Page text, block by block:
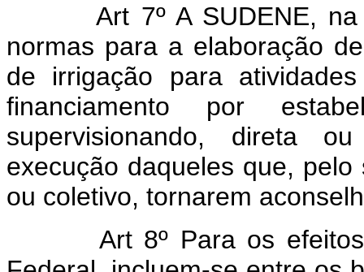
Art 7º A SUDENE,
normas para a elaboração
de irrigação para
financiamento por
supervisionando, direta
execução daqueles que,
ou coletivo, tornarem
Art 8º Para os